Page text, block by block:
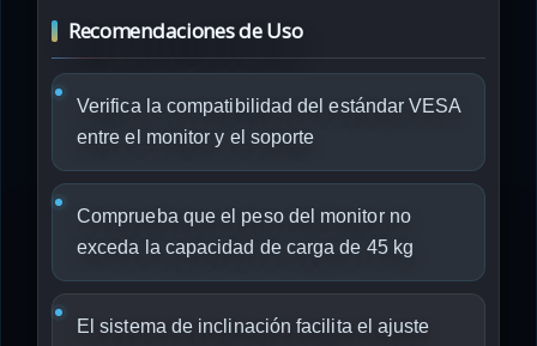
Recomendaciones de Uso
Verifica la compatibilidad del estándar VESA
entre el monitor y el soporte
Comprueba que el peso del monitor no
exceda la capacidad de carga de 45 kg
El sistema de inclinación facilita el ajuste